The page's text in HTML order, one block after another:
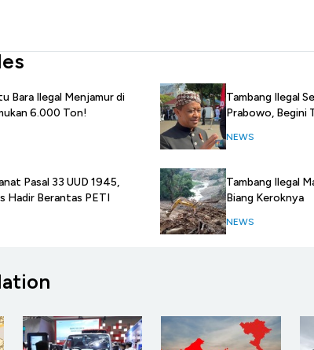
Bara Ilegal Menjamur di
6.000 Ton!
Pasal 33 UUD 1945,
Hadir Berantas PETI
Tambang Ilegal
Prabowo, Begini
NEWS
Tambang Ilegal
Biang Keroknya
NEWS